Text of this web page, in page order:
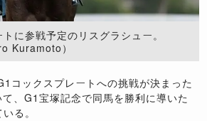
に参戦予定のリスグラシュー。
Kuramoto）
コックスプレートへの挑戦が決まった
、G1宝塚記念で同馬を勝利に導いた
る。